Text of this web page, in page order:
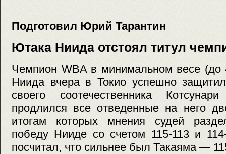
Подготовил Юрий Тарантин
Ютака Ниида отстоял титул
Чемпион WBA в минимальном весе (до
Ниида вчера в Токио успешно
своего соотечественника
продлился все отведенные на него
итогам которых мнения судей
победу Нииде со счетом 115-113 и
посчитал, что сильнее был Такаяма —